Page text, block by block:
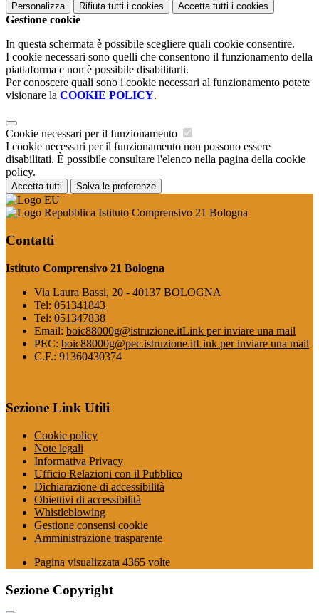
Personalizza Rifiuta tutti i cookies Accetta tutti i cookies
Gestione cookie
In questa schermata è possibile scegliere quali cookie consentire.
I cookie necessari sono quelli che consentono il funzionamento della
piattaforma e non è possibile disabilitarli.
Per conoscere quali sono i cookie necessari al funzionamento potete
visionare la COOKIE POLICY.
Cookie necessari per il funzionamento
I cookie necessari per il funzionamento non possono essere
disabilitati. È possibile consultare l'elenco nella pagina della cookie
policy.
Accetta tutti Salva le preferenze
Istituto Comprensivo 21 Bologna
Contatti
Istituto Comprensivo 21 Bologna
Via Laura Bassi, 20 - 40137 BOLOGNA
Tel: 051341843
Tel: 051347838
Email: boic88000g@istruzione.itLink per inviare una mail
PEC: boic88000g@pec.istruzione.itLink per inviare una mail
C.F.: 91360430374
Sezione Link Utili
Cookie policy
Note legali
Informativa Privacy
Ufficio Relazioni con il Pubblico
Dichiarazione di accessibilità
Obiettivi di accessibilità
Whistleblowing
Gestione consensi cookie
Amministrazione trasparente
Pagina visualizzata 4365 volte
Sezione Copyright